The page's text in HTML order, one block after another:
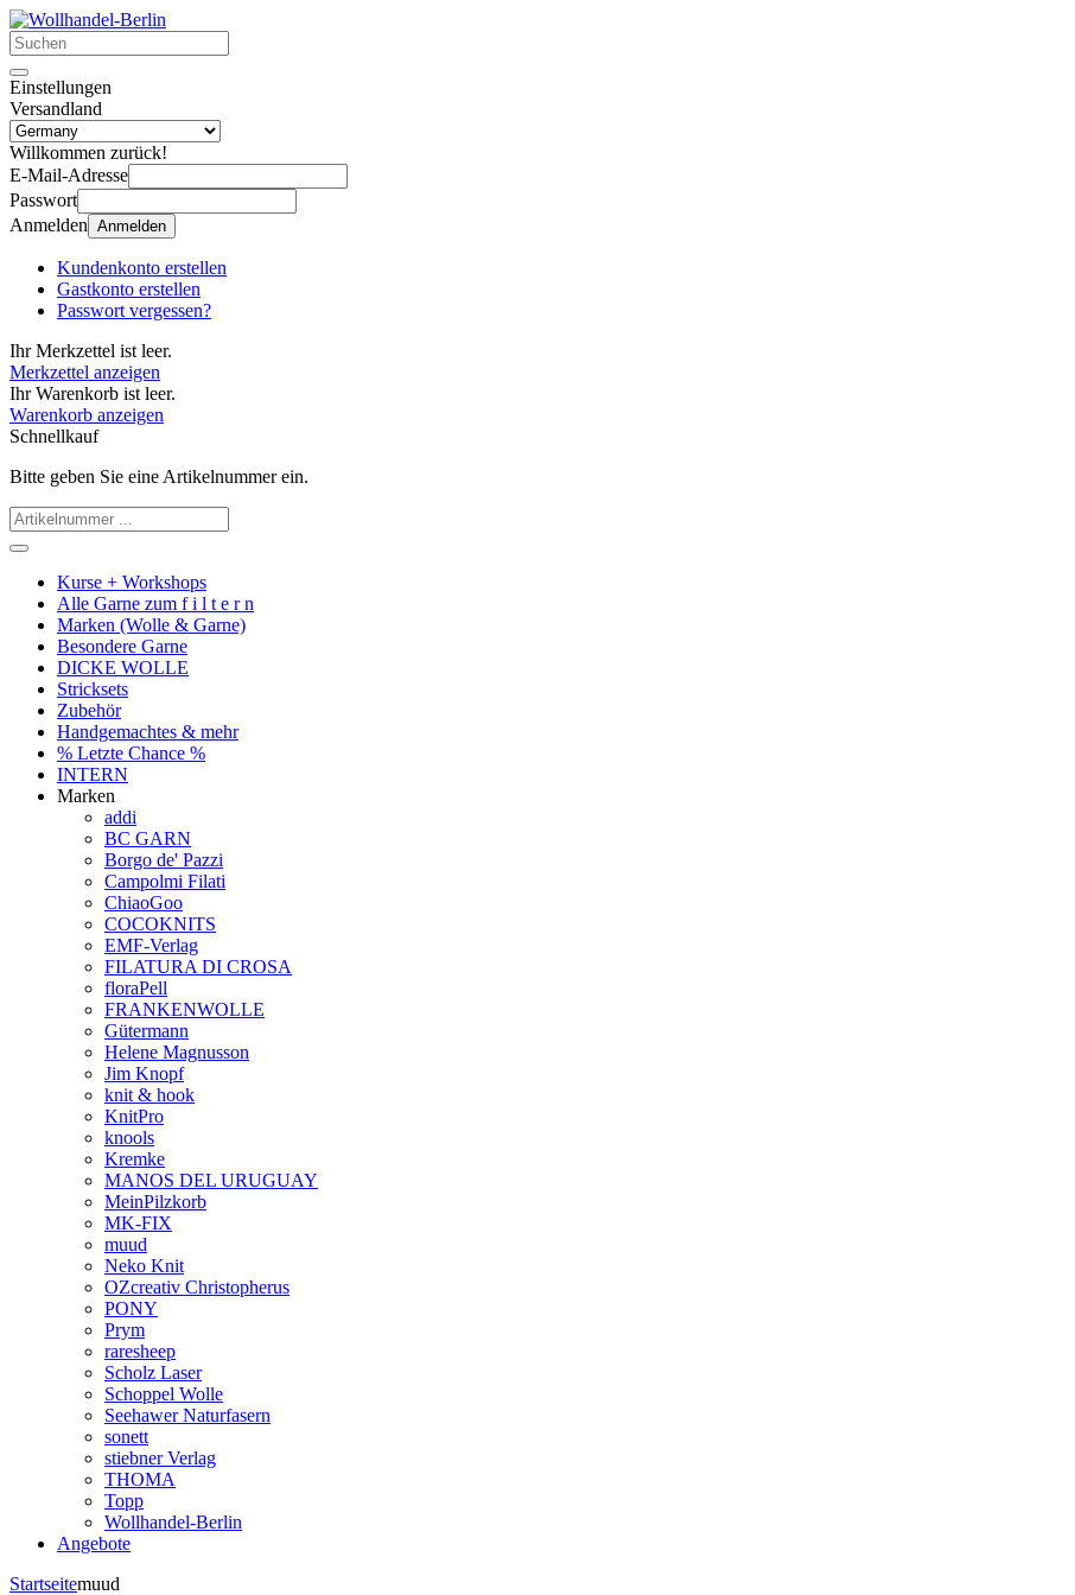
Einstellungen
Versandland
Willkommen zurück!
E-Mail-Adresse
Passwort
Anmelden Anmelden
Kundenkonto erstellen
Gastkonto erstellen
Passwort vergessen?
Ihr Merkzettel ist leer.
Merkzettel anzeigen
Ihr Warenkorb ist leer.
Warenkorb anzeigen
Schnellkauf
Bitte geben Sie eine Artikelnummer ein.
Kurse + Workshops
Alle Garne zum f i l t e r n
Marken (Wolle & Garne)
Besondere Garne
DICKE WOLLE
Stricksets
Zubehör
Handgemachtes & mehr
% Letzte Chance %
INTERN
Marken
addi
BC GARN
Borgo de' Pazzi
Campolmi Filati
ChiaoGoo
COCOKNITS
EMF-Verlag
FILATURA DI CROSA
floraPell
FRANKENWOLLE
Gütermann
Helene Magnusson
Jim Knopf
knit & hook
KnitPro
knools
Kremke
MANOS DEL URUGUAY
MeinPilzkorb
MK-FIX
muud
Neko Knit
OZcreativ Christopherus
PONY
Prym
raresheep
Scholz Laser
Schoppel Wolle
Seehawer Naturfasern
sonett
stiebner Verlag
THOMA
Topp
Wollhandel-Berlin
Angebote
Startseitemuud